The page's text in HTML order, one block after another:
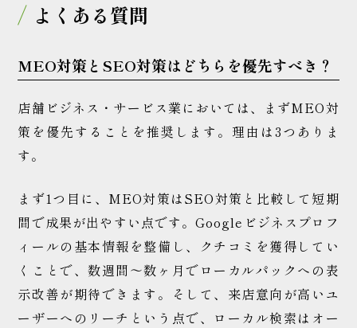
よくある質問
MEO対策とSEO対策はどちらを優先すべき？
店舗ビジネス・サービス業においては、まずMEO対
策を優先することを推奨します。理由は3つありま
す。
まず1つ目に、MEO対策はSEO対策と比較して短期
間で成果が出やすい点です。Googleビジネスプロフ
ィールの基本情報を整備し、クチコミを獲得してい
くことで、数週間〜数ヶ月でローカルパックへの表
示改善が期待できます。そして、来店意向が高いユ
ーザーへのリーチという点で、ローカル検索はオー